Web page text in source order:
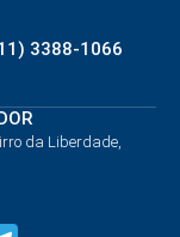
3388-1066
da Liberdade,